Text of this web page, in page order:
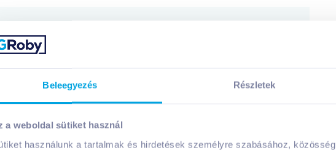
Beleegyezés Részletek
a weboldal sütiket használ
használunk a tartalmak és hirdetések személyre szabásához,
környékére szállítható
területére szállítható!
A márka további termékei